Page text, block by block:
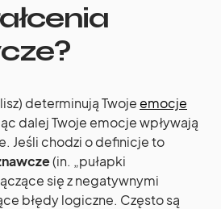
determinują Twojeemocje
dalej Twoje emocje wpływają
Jeśli chodzi o definicje to
(in. „pułapki
się z negatywnymi
błędy logiczne. Często są